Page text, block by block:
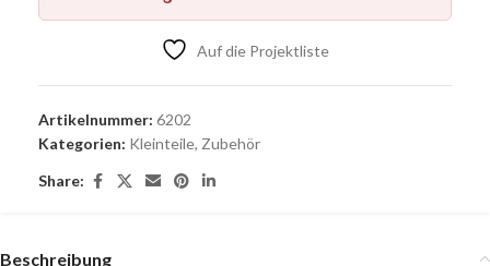
Auf die Projektliste
Artikelnummer: 6202
Kategorien: Kleinteile, Zubehör
Share:
Beschreibung